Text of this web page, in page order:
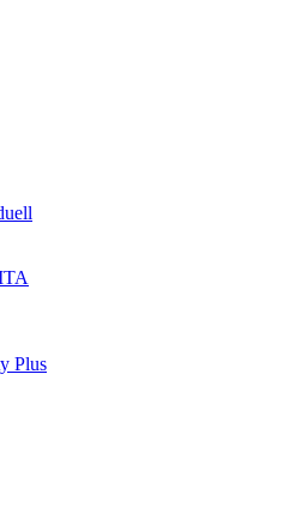
Plus